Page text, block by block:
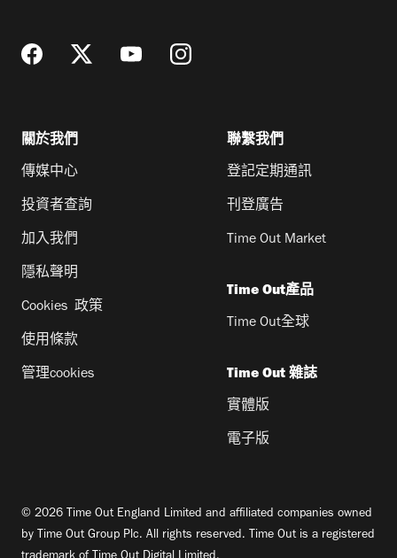
關於我們
傳媒中心
投資者查詢
加入我們
隱私聲明
Cookies 政策
使用條款
管理cookies
聯繫我們
登記定期通訊
刊登廣告
Time Out Market
Time Out產品
Time Out全球
Time Out 雜誌
實體版
電子版
© 2026 Time Out England Limited and affiliated companies owned
by Time Out Group Plc. All rights reserved. Time Out is a registered